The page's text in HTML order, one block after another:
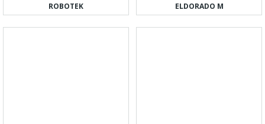
ROBOTEK ELDORADO M